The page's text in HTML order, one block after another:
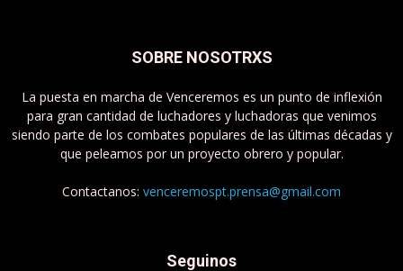
SOBRE NOSOTRXS
La puesta en marcha de Venceremos es un punto de inflexión
para gran cantidad de luchadores y luchadoras que venimos
siendo parte de los combates populares de las últimas décadas y
que peleamos por un proyecto obrero y popular.
Contactanos: venceremospt.prensa@gmail.com
Seguinos